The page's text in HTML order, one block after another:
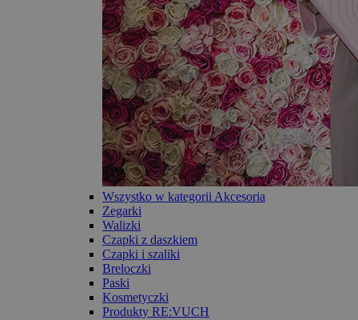
Wszystko w kategorii Akcesoria
Zegarki
Walizki
Czapki z daszkiem
Czapki i szaliki
Breloczki
Paski
Kosmetyczki
Produkty RE:VUCH